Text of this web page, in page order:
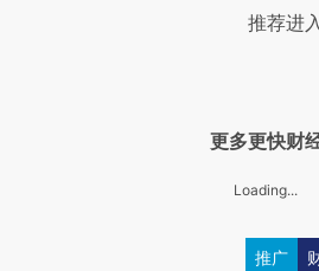
推荐进
更多更快财
Loading...
推广